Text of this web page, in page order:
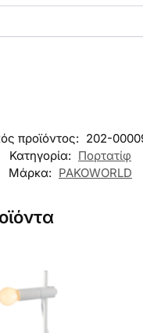
προϊόντος: 202-
Κατηγορία: Πορτατίφ
Μάρκα: PAKOWORLD